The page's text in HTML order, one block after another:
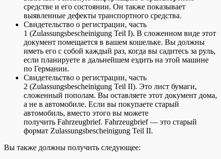
средстве и его состоянии. Он также показывает
выявленные дефекты транспортного средства.
Свидетельство о регистрации, часть
1 (Zulassungsbescheinigung Teil I). В сложенном виде этот
документ помещается в вашем кошельке. Вы должны
иметь его с собой каждый раз, когда вы садитесь за руль,
если планируете в дальнейшем ездить на этой машине
по Германии.
Свидетельство о регистрации, часть
2 (Zulassungsbescheinigung Teil II). Это лист бумаги,
сложенный пополам. Вы оставляете этот документ дома,
а не в автомобиле. Если вы покупаете старый
автомобиль, вместо этого вы можете
получить Fahrzeugbrief. Fahrzeugbrief — это старый
формат Zulassungsbescheinigung Teil II.
Вы также должны получить следующее: